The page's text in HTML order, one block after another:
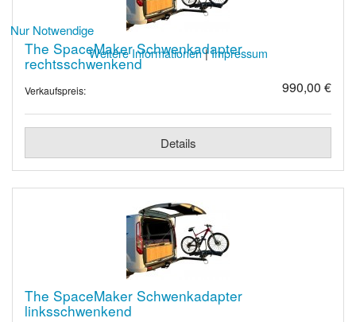
The SpaceMaker Schwenkadapter
rechtsschwenkend
Verkaufspreis: 990,00 €
Details
The SpaceMaker Schwenkadapter
linksschwenkend
Nur Notwendige
Weitere Informationen|Impressum